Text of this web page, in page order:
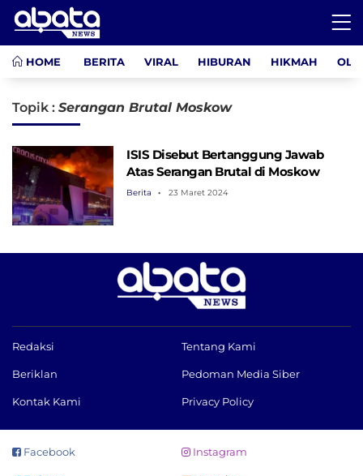
HOME BERITA VIRAL HIBURAN HIKMAH
Topik : Serangan Brutal Moskow
ISIS Disebut Bertanggung Jawab
Atas Serangan Brutal di Moskow
Berita 23 Maret 2024
Redaksi Tentang Kami
Beriklan Pedoman Media Siber
Kontak Kami Privacy Policy
Facebook Instagram